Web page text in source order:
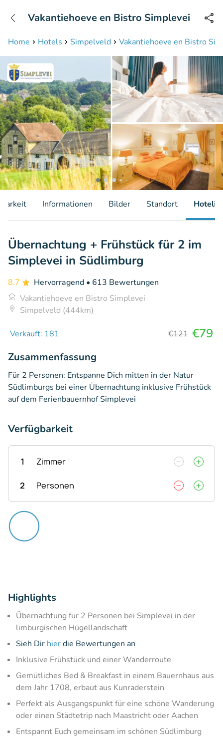
Erreichbar bis 23:00 Uhr
Home Hotels Simpelveld Vakantiehoeve en Bistro
Vakantiehoeve en Bistro Simplevei
Informationen Bilder Standort
Übernachtung + Frühstück für 2 im
Simplevei in Südlimburg
8.7 Hervorragend • 613 Bewertungen
Vakantiehoeve en Bistro Simplevei
Simpelveld (444km)
Verkauft: 181 €121 €79
Zusammenfassung
Für 2 Personen: Entspanne Dich mitten in der Natur
Südlimburgs bei einer Übernachtung inklusive Frühstück
auf dem Ferienbauernhof Simplevei
Verfügbarkeit
1 Zimmer
2 Personen
Highlights
Übernachtung für 2 Personen bei Simplevei in der
limburgischen Hügellandschaft
Sieh Dir hierdie Bewertungen an
Inklusive Frühstück und einer Wanderroute
Gemütliches Bed & Breakfast in einem Bauernhaus aus
dem Jahr 1708, erbaut aus Kunraderstein
Perfekt als Ausgangspunkt für eine schöne Wanderung
oder einen Städtetrip nach Maastricht oder Aachen
Entspannt Euch gemeinsam im schönen Südlimburg